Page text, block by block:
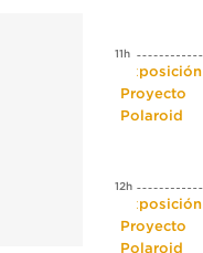
11h
Exposición
Proyecto
Polaroid
12h
Exposición
Proyecto
Polaroid